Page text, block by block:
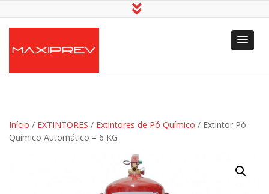
Maxiprev -
Equipamentos de
Início / EXTINTORES / Extintores de Pó Químico / Extintor Pó
Químico Automático – 6 KG